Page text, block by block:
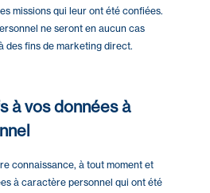
missions qui leur ont été confiées.
ne seront en aucun cas
des fins de marketing direct.
à vos données à
connaissance, à tout moment et
à caractère personnel qui ont été